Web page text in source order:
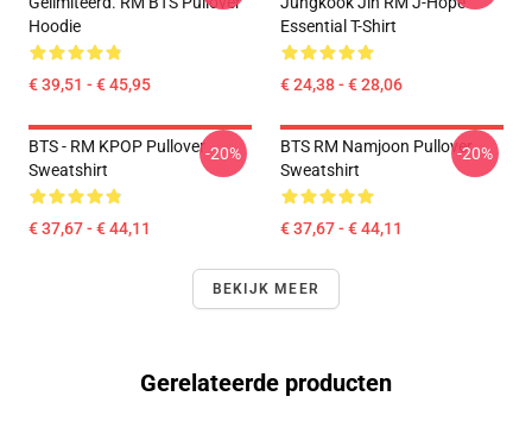
Hoodie
€ 39,51 - € 45,95
Essential T-Shirt
€ 24,38 - € 28,06
BTS - RM KPOP Pullover
Sweatshirt
€ 37,67 - € 44,11
-20%
BTS RM Namjoon Pullover
Sweatshirt
€ 37,67 - € 44,11
-20%
BEKIJK MEER
Gerelateerde producten